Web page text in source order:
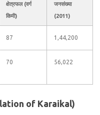
क्षेत्रफल (वर्ग
किमी)
जनसंख्या
(2011)
87 1,44,200
70 56,022
of Karaikal)